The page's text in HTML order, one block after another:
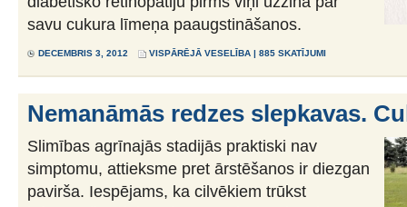
savu cukura līmeņa paaugstināšanos.
DECEMBRIS 3, 2012 VISPĀRĒJĀ VESELĪBA | 885 SKATĪJUMI
Nemanāmās redzes slepkavas.
Slimības agrīnajās stadijās praktiski nav
simptomu, attieksme pret ārstēšanos ir diezgan
pavirša. Iespējams, ka cilvēkiem trūkst